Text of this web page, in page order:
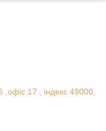
17 , індекс 49000,